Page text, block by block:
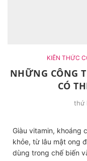
KIẾN THỨC
NHỮNG CÔNG
CÓ
thứ
Giàu vitamin, khoáng
khỏe, từ lâu mật ong
dùng trong chế biến